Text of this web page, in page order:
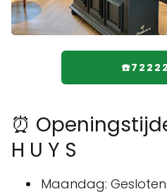
⏰
H U Y S
Maandag: Gesloten